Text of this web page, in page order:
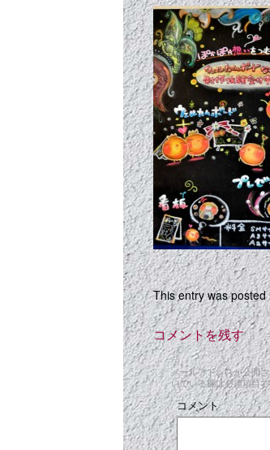
This entry was
コメントを残す
メールアドレスが公開
いている欄は必須項目
コメント